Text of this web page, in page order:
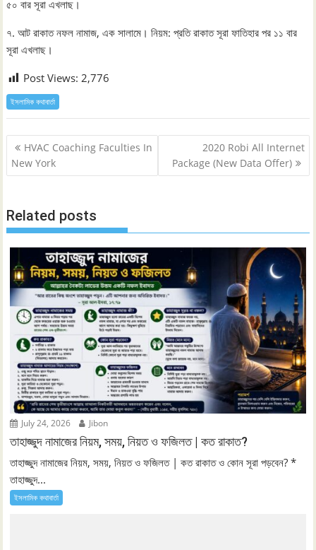
৫০ বার সূরা এখলাছ।
৭. আট রাকাত নফল নামাজ, এক সালামে। নিয়ম: প্রতি রাকাত সূরা ফাতিহার পর ১১ বার
সূরা এখলাছ।
Post Views: 2,776
ইসলামিক কথাবার্তা
Post
navigation
HVAC Coaching Faculties In
New York
2020 Robi All Internet
Package (New Data Offer)
Related posts
July 24, 2026 Jibon
তাহাজ্জুদ নামাজের নিয়ম, সময়, নিয়ত ও ফজিলত | কত রাকাত?
তাহাজ্জুদ নামাজের নিয়ম, সময়, নিয়ত ও ফজিলত | কত রাকাত ও কোন সূরা পড়বেন? *
তাহাজ্জুদ...
ইসলামিক কথাবার্তা